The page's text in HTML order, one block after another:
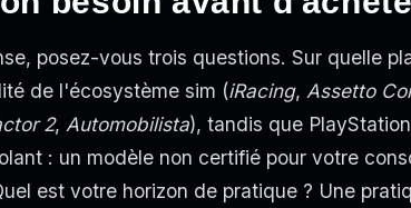
posez-vous trois questions. Sur quelle
de l'écosystème sim (iRacing, Assetto
2, Automobilista), tandis que
: un modèle non certifié pour votre
est votre horizon de pratique ? Une